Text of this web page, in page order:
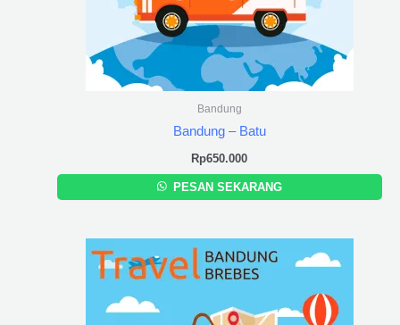
Bandung
Bandung – Batu
Rp650.000
PESAN SEKARANG